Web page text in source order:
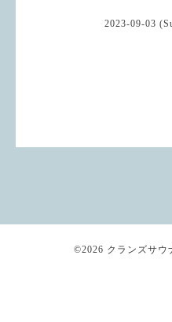
2023-09-03
©2026 クランズサウ